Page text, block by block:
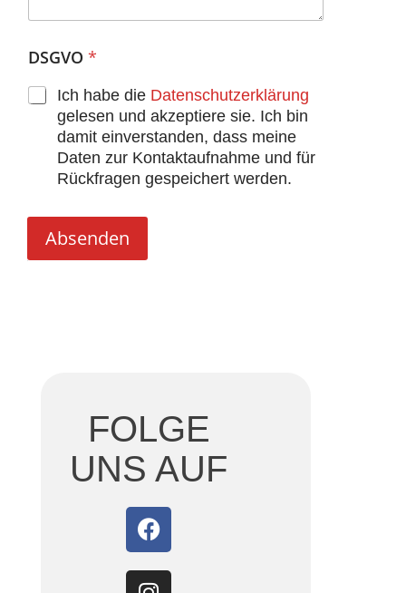
DSGVO *
Ich habe die Datenschutzerklärung
gelesen und akzeptiere sie. Ich bin
damit einverstanden, dass meine
Daten zur Kontaktaufnahme und für
Rückfragen gespeichert werden.
Absenden
FOLGE
UNS AUF